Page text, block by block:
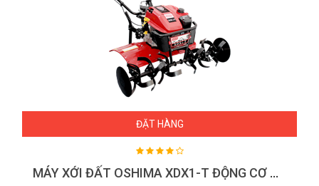
ĐẶT HÀNG
MÁY XỚI ĐẤT OSHIMA XDX1-T ĐỘNG CƠ MẠNH MẼ ĐA CHỨC NĂNG